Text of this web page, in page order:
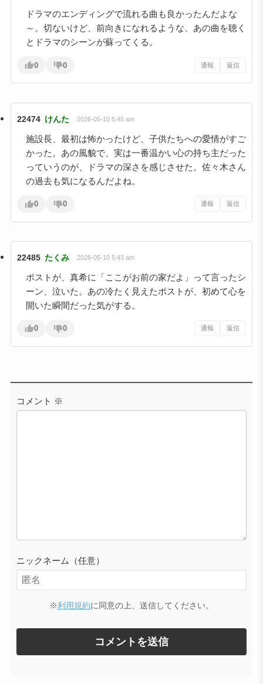
ドラマのエンディングで流れる曲も良かったんだよな
～。切ないけど、前向きになれるような、あの曲を聴く
とドラマのシーンが蘇ってくる。
0 0 通報 返信
22474 けんた 2026-05-10 5:45 am
施設長、最初は怖かったけど、子供たちへの愛情がすご
かった。あの風貌で、実は一番温かい心の持ち主だった
っていうのが、ドラマの深さを感じさせた。佐々木さん
の過去も気になるんだよね。
0 0 通報 返信
22485 たくみ 2026-05-10 5:43 am
ポストが、真希に「ここがお前の家だよ」って言ったシ
ーン、泣いた。あの冷たく見えたポストが、初めて心を
開いた瞬間だった気がする。
0 0 通報 返信
コメント ※
ニックネーム（任意）
※利用規約に同意の上、送信してください。